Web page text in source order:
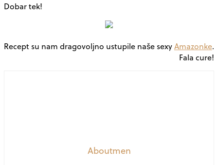
Dobar tek!
Recept su nam dragovoljno ustupile naše sexyAmazonke.
Fala cure!
Aboutmen